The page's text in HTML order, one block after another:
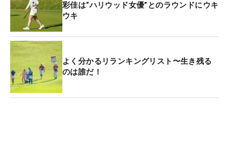
彩佳は“ハリウッド女優”とのラウンドにウキ
ウキ
よく分かるリランキングリスト〜生き残る
のは誰だ！